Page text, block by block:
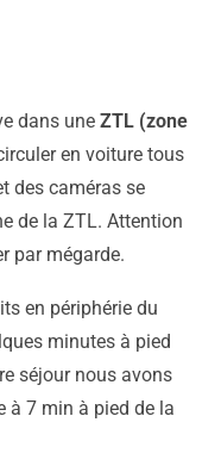
dans une ZTL (zone
en voiture tous
des caméras se
de la ZTL. Attention
par mégarde.
en périphérie du
minutes à pied
séjour nous avons
à 7 min à pied de la